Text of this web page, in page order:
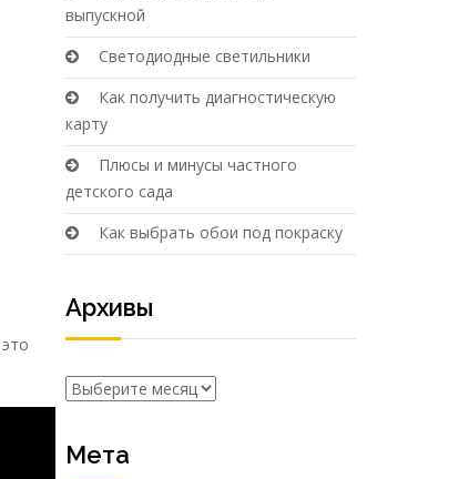
выпускной
Светодиодные светильники
Как получить диагностическую
карту
Плюсы и минусы частного
детского сада
Как выбрать обои под покраску
Архивы
Архивы
Мета